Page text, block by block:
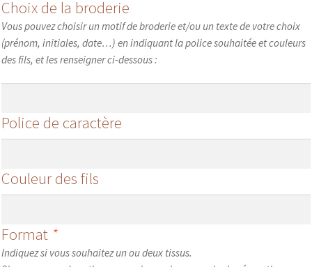
Choix de la broderie
Vous pouvez choisir un motif de broderie et/ou un texte de votre choix
(prénom, initiales, date…) en indiquant la police souhaitée et couleurs
des fils, et les renseigner ci-dessous :
Police de caractère
Couleur des fils
Format *
Indiquez si vous souhaitez un ou deux tissus.